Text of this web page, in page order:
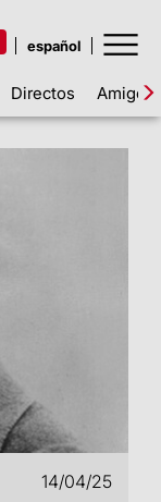
Directos Amigos
14/04/25